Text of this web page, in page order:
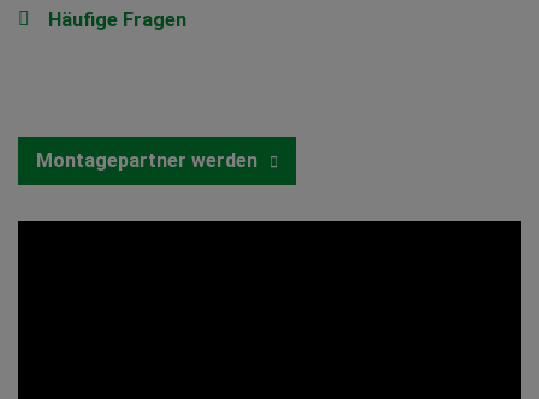
Häufige Fragen
Montagepartner werden